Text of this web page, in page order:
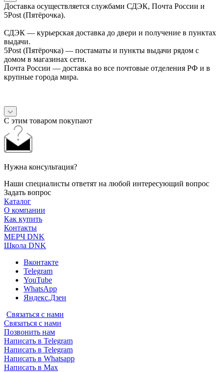
Доставка осуществляется службами СДЭК, Почта России и
5Post (Пятёрочка).
СДЭК — курьерская доставка до двери и получение в пунктах
выдачи.
5Post (Пятёрочка) — постаматы и пункты выдачи рядом с
домом в магазинах сети.
Почта России — доставка во все почтовые отделения РФ и в
крупные города мира.
С этим товаром покупают
Нужна консультация?
Наши специалисты ответят на любой интересующий вопрос
Задать вопрос
Каталог
О компании
Как купить
Контакты
МЕРЧ DNK
Школа DNK
Вконтакте
Telegram
YouTube
WhatsApp
Яндекс.Дзен
Связаться с нами
Связаться с нами
Позвонить нам
Написать в Telegram
Написать в Telegram
Написать в Whatsapp
Написать в Max